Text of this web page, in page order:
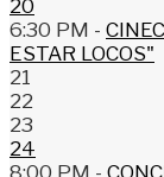
20
6:30 PM -
ESTAR LOCOS"
21
22
23
24
8:00 PM -